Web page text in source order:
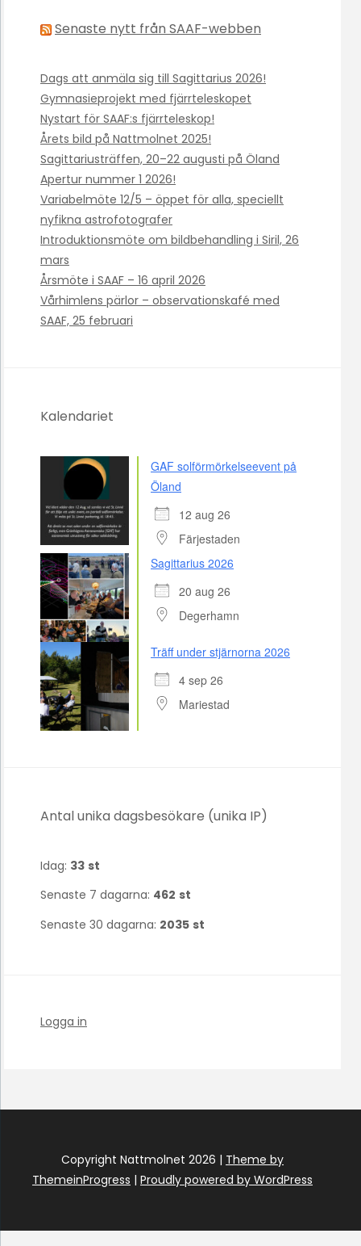
Senaste nytt från SAAF-webben
Dags att anmäla sig till Sagittarius 2026!
Gymnasieprojekt med fjärrteleskopet
Nystart för SAAF:s fjärrteleskop!
Årets bild på Nattmolnet 2025!
Sagittariusträffen, 20–22 augusti på Öland
Apertur nummer 1 2026!
Variabelmöte 12/5 – öppet för alla, speciellt
nyfikna astrofotografer
Introduktionsmöte om bildbehandling i Siril, 26
mars
Årsmöte i SAAF – 16 april 2026
Vårhimlens pärlor – observationskafé med
SAAF, 25 februari
Kalendariet
GAF solförmörkelseevent på
Öland
12 aug 26
Färjestaden
Sagittarius 2026
20 aug 26
Degerhamn
Träff under stjärnorna 2026
4 sep 26
Mariestad
Antal unika dagsbesökare (unika IP)
Idag: 33 st
Senaste 7 dagarna: 462 st
Senaste 30 dagarna: 2035 st
Logga in
Copyright Nattmolnet 2026 | Theme by
ThemeinProgress | Proudly powered by WordPress